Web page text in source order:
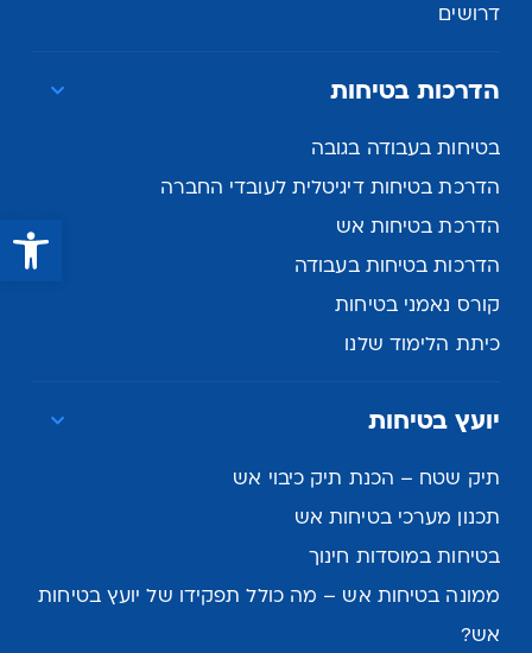
דרושים
הדרכות בטיחות
בטיחות בעבודה בגובה
הדרכת בטיחות דיגיטלית לעובדי החברה
הדרכת בטיחות אש
הדרכות בטיחות בעבודה
קורס נאמני בטיחות
כיתת הלימוד שלנו
יועץ בטיחות
תיק שטח – הכנת תיק כיבוי אש
תכנון מערכי בטיחות אש
בטיחות במוסדות חינוך
ממונה בטיחות אש – מה כולל תפקידו של יועץ בטיחות
אש?
פתח סרגל נגישות